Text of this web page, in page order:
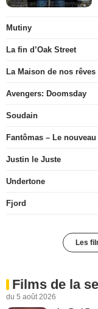
Mutiny
La fin d’Oak Street
La Maison de nos rêves
Avengers: Doomsday
Soudain
Fantômas – Le
Justin le Juste
Undertone
Fjord
Les
Films de la
du 5 août 2026